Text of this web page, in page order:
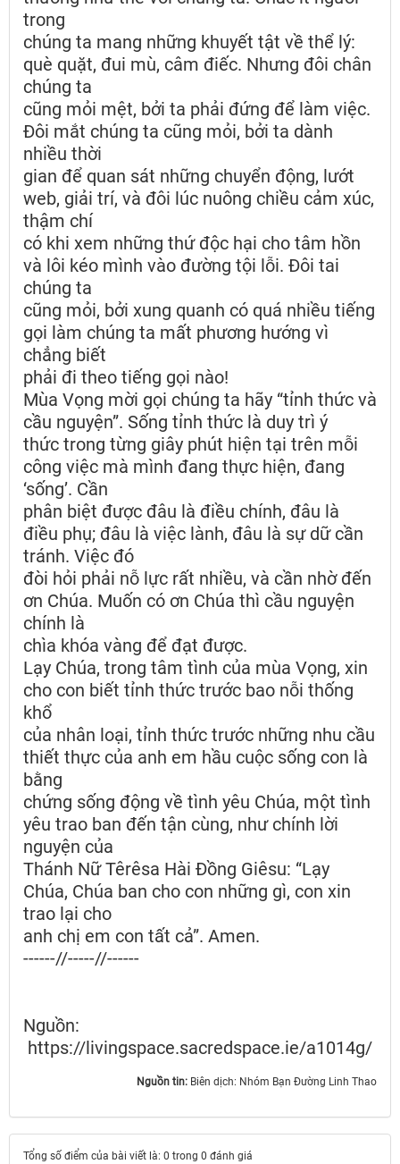
trong
chúng ta mang những khuyết tật về thể lý:
què quặt, đui mù, câm điếc. Nhưng đôi chân
chúng ta
cũng mỏi mệt, bởi ta phải đứng để làm việc.
Đôi mắt chúng ta cũng mỏi, bởi ta dành
nhiều thời
gian để quan sát những chuyển động, lướt
web, giải trí, và đôi lúc nuông chiều cảm xúc,
thậm chí
có khi xem những thứ độc hại cho tâm hồn
và lôi kéo mình vào đường tội lỗi. Đôi tai
chúng ta
cũng mỏi, bởi xung quanh có quá nhiều tiếng
gọi làm chúng ta mất phương hướng vì
chẳng biết
phải đi theo tiếng gọi nào!
Mùa Vọng mời gọi chúng ta hãy “tỉnh thức và
cầu nguyện”. Sống tỉnh thức là duy trì ý
thức trong từng giây phút hiện tại trên mỗi
công việc mà mình đang thực hiện, đang
‘sống’. Cần
phân biệt được đâu là điều chính, đâu là
điều phụ; đâu là việc lành, đâu là sự dữ cần
tránh. Việc đó
đòi hỏi phải nỗ lực rất nhiều, và cần nhờ đến
ơn Chúa. Muốn có ơn Chúa thì cầu nguyện
chính là
chìa khóa vàng để đạt được.
Lạy Chúa, trong tâm tình của mùa Vọng, xin
cho con biết tỉnh thức trước bao nỗi thống
khổ
của nhân loại, tỉnh thức trước những nhu cầu
thiết thực của anh em hầu cuộc sống con là
bằng
chứng sống động về tình yêu Chúa, một tình
yêu trao ban đến tận cùng, như chính lời
nguyện của
Thánh Nữ Têrêsa Hài Đồng Giêsu: “Lạy
Chúa, Chúa ban cho con những gì, con xin
trao lại cho
anh chị em con tất cả”. Amen.
------//-----//------
Nguồn:
https://livingspace.sacredspace.ie/a1014g/
Nguồn tin: Biên dịch: Nhóm Bạn Đường Linh Thao
Tổng số điểm của bài viết là: 0 trong 0 đánh giá